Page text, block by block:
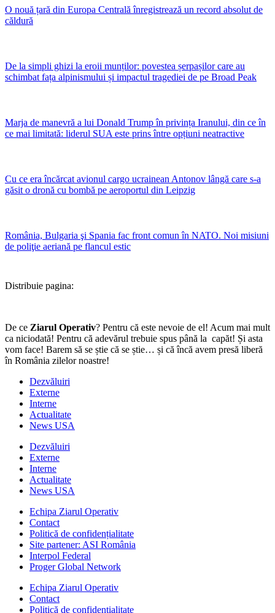
O nouă țară din Europa Centrală înregistrează un record absolut de
căldură
De la simpli ghizi la eroii munților: povestea șerpașilor care au
schimbat fața alpinismului și impactul tragediei de pe Broad Peak
Marja de manevră a lui Donald Trump în privința Iranului, din ce în
ce mai limitată: liderul SUA este prins între opțiuni neatractive
Cu ce era încărcat avionul cargo ucrainean Antonov lângă care s-a
găsit o dronă cu bombă pe aeroportul din Leipzig
România, Bulgaria şi Spania fac front comun în NATO. Noi misiuni
de poliţie aeriană pe flancul estic
Distribuie pagina:
De ce Ziarul Operativ? Pentru că este nevoie de el! Acum mai mult
ca niciodată! Pentru că adevărul trebuie spus până la capăt! Și asta
vom face! Barem să se știe că se știe… și că încă avem presă liberă
în România zilelor noastre!
Dezvăluiri
Externe
Interne
Actualitate
News USA
Dezvăluiri
Externe
Interne
Actualitate
News USA
Echipa Ziarul Operativ
Contact
Politică de confidențialitate
Site partener: ASI România
Interpol Federal
Proger Global Network
Echipa Ziarul Operativ
Contact
Politică de confidențialitate